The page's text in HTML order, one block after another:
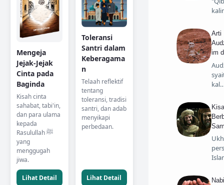
Mengeja
Jejak-Jejak
Cinta pada
Baginda
Kisah cinta
sahabat, tabi'in,
dan para ulama
kepada
Rasulullah ﷺ
yang
menggugah
jiwa.
Lihat Detail
Toleransi
Santri dalam
Keberagama
n
Telaah reflektif
tentang
toleransi, tradisi
santri, dan adab
menyikapi
perbedaan.
Lihat Detail
Arti
im